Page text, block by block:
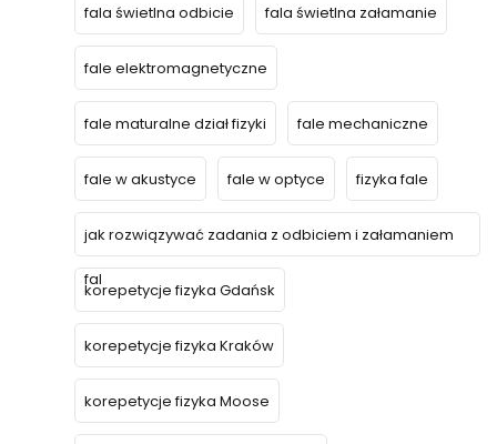
fala świetlna odbicie fala świetlna załamanie
fale elektromagnetyczne
fale maturalne dział fizyki fale mechaniczne
fale w akustyce fale w optyce fizyka fale
jak rozwiązywać zadania z odbiciem i załamaniem
fal
korepetycje fizyka Gdańsk
korepetycje fizyka Kraków
korepetycje fizyka Moose